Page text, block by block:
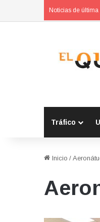
Noticias de última
Tráfico
Inicio /